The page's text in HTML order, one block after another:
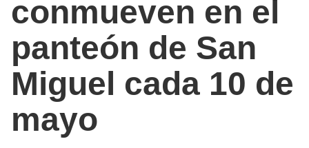
conmueven en el
panteón de San
Miguel cada 10 de
mayo